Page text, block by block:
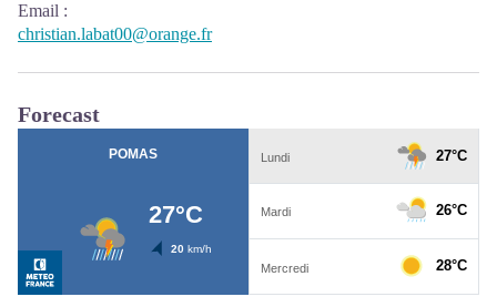
Email :
christian.labat00@orange.fr
Forecast